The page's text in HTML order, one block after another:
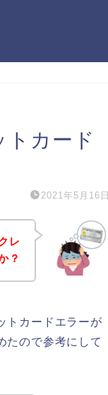
トカード
2021年5月16日
レ
？
トカードエラーが
たので参考にして